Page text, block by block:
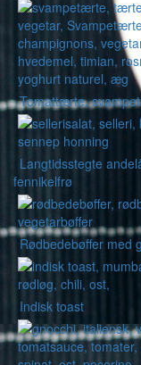
Tomattærte,
Langtidsstegte
fennikelfrø
Rødbedebøffer med
Indisk toast